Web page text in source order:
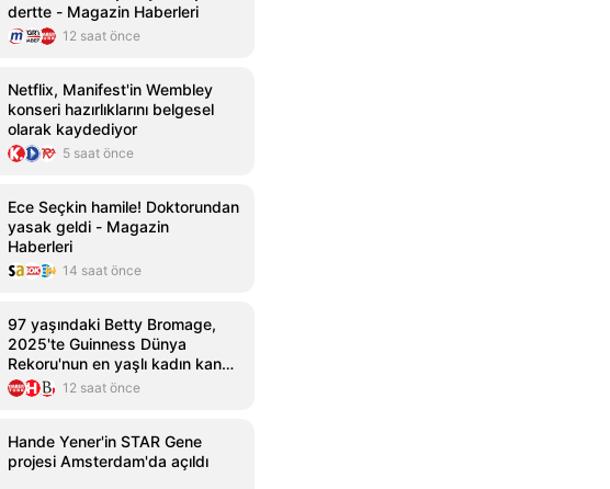
dertte - Magazin Haberleri
12 saat önce
Netflix, Manifest'in Wembley
konseri hazırlıklarını belgesel
olarak kaydediyor
5 saat önce
Ece Seçkin hamile! Doktorundan
yasak geldi - Magazin
Haberleri
14 saat önce
97 yaşındaki Betty Bromage,
2025'te Guinness Dünya
Rekoru'nun en yaşlı kadın kanat
yürüyüşçüsüne sahip oldu
12 saat önce
Hande Yener'in STAR Gene
projesi Amsterdam'da açıldı